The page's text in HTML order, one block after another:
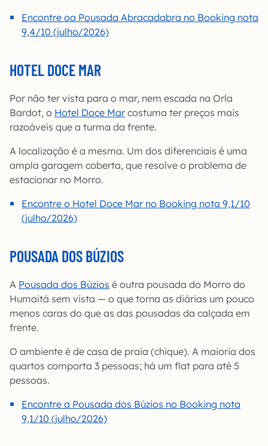
Encontre oa Pousada Abracadabra no Booking nota
9,4/10 (julho/2026)
HOTEL DOCE MAR
Por não ter vista para o mar, nem escada na Orla
Bardot, o Hotel Doce Mar costuma ter preços mais
razoáveis que a turma da frente.
A localização é a mesma. Um dos diferenciais é uma
ampla garagem coberta, que resolve o problema de
estacionar no Morro.
Encontre o Hotel Doce Mar no Booking nota 9,1/10
(julho/2026)
POUSADA DOS BÚZIOS
A Pousada dos Búzios é outra pousada do Morro do
Humaitá sem vista — o que torna as diárias um pouco
menos caras do que as das pousadas da calçada em
frente.
O ambiente é de casa de praia (chique). A maioria dos
quartos comporta 3 pessoas; há um flat para até 5
pessoas.
Encontre a Pousada dos Búzios no Booking nota
9,1/10 (julho/2026)